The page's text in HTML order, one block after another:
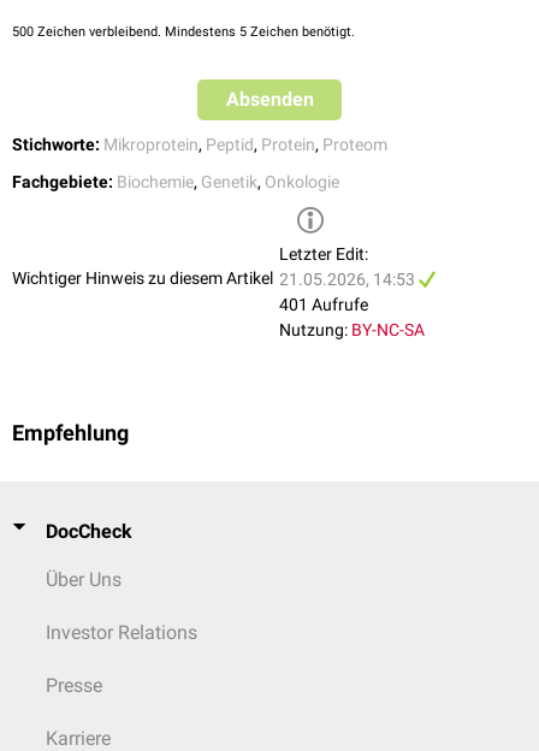
präsentiert und könnte damit als Quelletumorassoziierter Antigene
dienen.[1]
500 Zeichen verbleibend. Mindestens 5 Zeichen benötigt.
Absenden
Stichworte: Mikroprotein, Peptid, Protein, Proteom
Fachgebiete: Biochemie, Genetik, Onkologie
Wichtiger Hinweis zu diesem Artikel
Letzter Edit:
21.05.2026, 14:53
401 Aufrufe
Nutzung: BY-NC-SA
Empfehlung
DocCheck
Über Uns
Investor Relations
Presse
Karriere